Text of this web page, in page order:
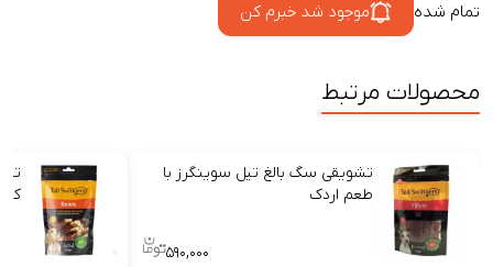
تمام شده موجود شد خبرم کن
محصولات مرتبط
تشویقی سگ بالغ تیل سوینگرز با
طعم اردک
۵۹۰,۰۰۰